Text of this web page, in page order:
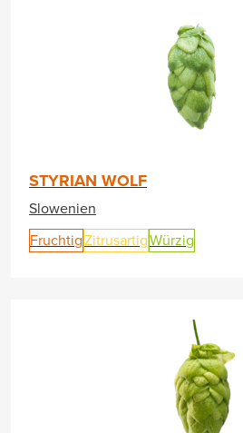
STYRIAN WOLF
Slowenien
FruchtigZitrusartigWürzig